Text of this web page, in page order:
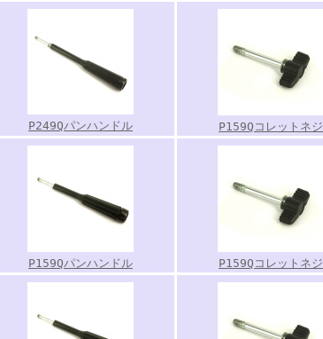
P249Qパンハンドル P159Qコレットネジ
P159Qパンハンドル P159Qコレットネジ